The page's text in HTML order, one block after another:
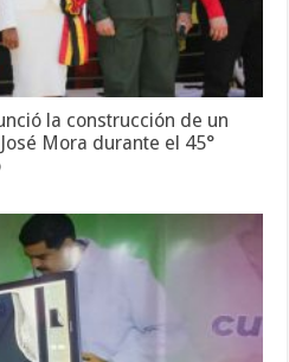
la construcción de un
Mora durante el 45°